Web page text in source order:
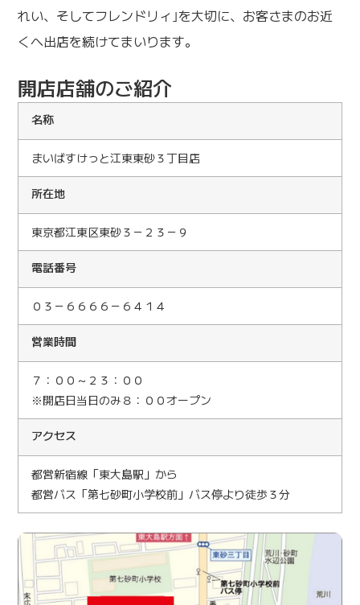
れい、そしてフレンドリィ｣を大切に、お客さまのお近
くへ出店を続けてまいります。
開店店舗のご紹介
名称
まいばすけっと江東東砂３丁目店
所在地
東京都江東区東砂３－２３－９
電話番号
０３－６６６６－６４１４
営業時間
７：００～２３：００
※開店日当日のみ８：００オープン
アクセス
都営新宿線「東大島駅」から
都営バス「第七砂町小学校前」バス停より徒歩３分